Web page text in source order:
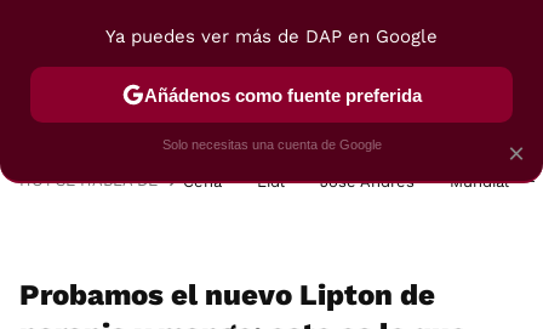
POSTRES VIAJES SELECCIÓN VEGUI
HOY SE HABLA DE Cena Lidl José Andrés Mundial
Probamos el nuevo Lipton de
×
Ya puedes ver más de DAP en Google
Añádenos como fuente preferida
Solo necesitas una cuenta de Google